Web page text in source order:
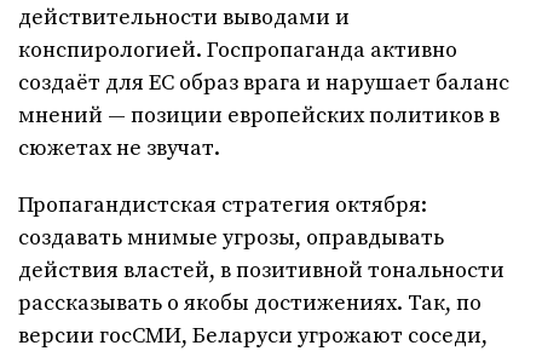
действительности выводами и
конспирологией. Госпропаганда активно
создаёт для ЕС образ врага и нарушает баланс
мнений — позиции европейских политиков в
сюжетах не звучат.
Пропагандистская стратегия октября:
создавать мнимые угрозы, оправдывать
действия властей, в позитивной тональности
рассказывать о якобы достижениях. Так, по
версии госСМИ, Беларуси угрожают соседи,